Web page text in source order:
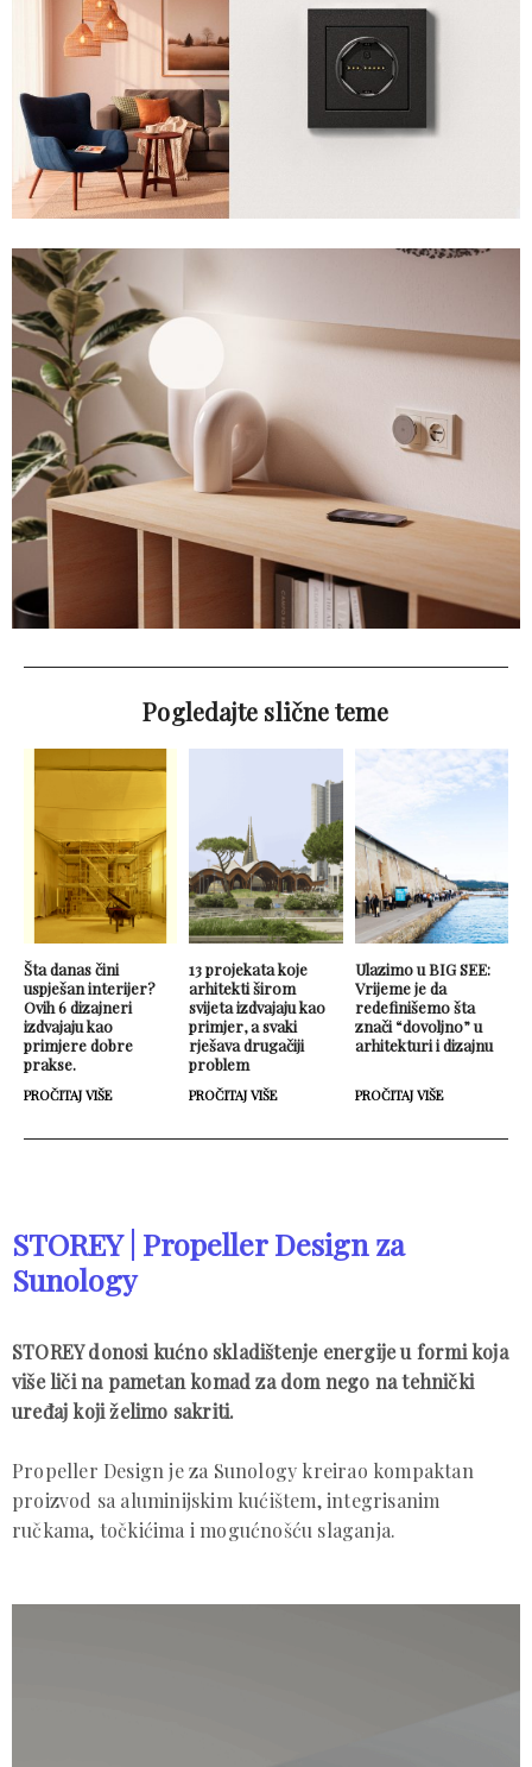
Pogledajte slične teme
Šta danas čini
uspješan interijer?
Ovih 6 dizajneri
izdvajaju kao
primjere dobre
prakse.
PROČITAJ VIŠE
13 projekata koje
arhitekti širom
svijeta izdvajaju kao
primjer, a svaki
rješava drugačiji
problem
PROČITAJ VIŠE
Ulazimo u BIG SEE:
Vrijeme je da
redefinišemo šta
znači “dovoljno” u
arhitekturi i dizajnu
PROČITAJ VIŠE
STOREY | Propeller Design za
Sunology
STOREY donosi kućno skladištenje energije u formi koja
više liči na pametan komad za dom nego na tehnički
uređaj koji želimo sakriti.
Propeller Design je za Sunology kreirao kompaktan
proizvod sa aluminijskim kućištem, integrisanim
ručkama, točkićima i mogućnošću slaganja.